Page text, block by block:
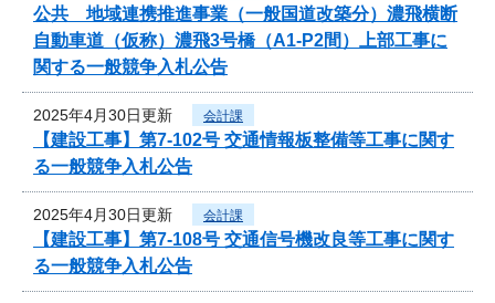
公共 地域連携推進事業（一般国道改築分）濃飛横断
自動車道（仮称）濃飛3号橋（A1-P2間）上部工事に
関する一般競争入札公告
2025年4月30日更新 会計課
【建設工事】第7-102号 交通情報板整備等工事に関す
る一般競争入札公告
2025年4月30日更新 会計課
【建設工事】第7-108号 交通信号機改良等工事に関す
る一般競争入札公告